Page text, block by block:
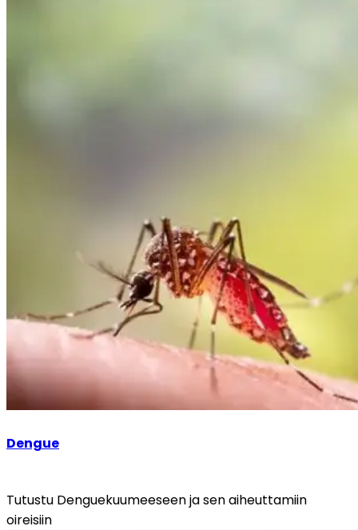
Dengue
Tutustu Denguekuumeeseen ja sen aiheuttamiin
oireisiin